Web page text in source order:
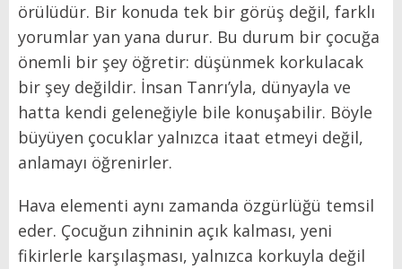
örülüdür. Bir konuda tek bir görüş değil, farklı
yorumlar yan yana durur. Bu durum bir çocuğa
önemli bir şey öğretir: düşünmek korkulacak
bir şey değildir. İnsan Tanrı’yla, dünyayla ve
hatta kendi geleneğiyle bile konuşabilir. Böyle
büyüyen çocuklar yalnızca itaat etmeyi değil,
anlamayı öğrenirler.
Hava elementi aynı zamanda özgürlüğü temsil
eder. Çocuğun zihninin açık kalması, yeni
fikirlerle karşılaşması, yalnızca korkuyla değil